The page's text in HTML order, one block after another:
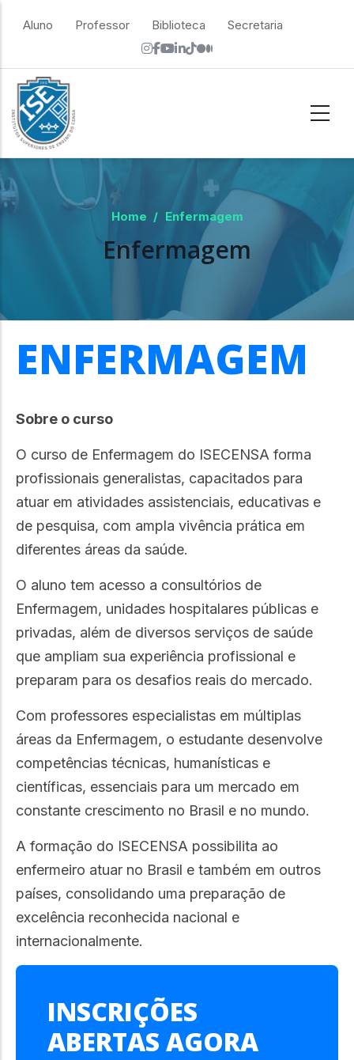
top menu
Aluno Professor Biblioteca Secretaria
Home / Enfermagem
Enfermagem
ENFERMAGEM
Sobre o curso
O curso de Enfermagem do ISECENSA forma
profissionais generalistas, capacitados para
atuar em atividades assistenciais, educativas e
de pesquisa, com ampla vivência prática em
diferentes áreas da saúde.
O aluno tem acesso a consultórios de
Enfermagem, unidades hospitalares públicas e
privadas, além de diversos serviços de saúde
que ampliam sua experiência profissional e
preparam para os desafios reais do mercado.
Com professores especialistas em múltiplas
áreas da Enfermagem, o estudante desenvolve
competências técnicas, humanísticas e
científicas, essenciais para um mercado em
constante crescimento no Brasil e no mundo.
A formação do ISECENSA possibilita ao
enfermeiro atuar no Brasil e também em outros
países, consolidando uma preparação de
excelência reconhecida nacional e
internacionalmente.
INSCRIÇÕES
ABERTAS AGORA